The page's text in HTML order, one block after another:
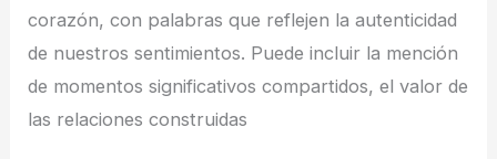
corazón, con palabras que reflejen la autenticidad
de nuestros sentimientos. Puede incluir la mención
de momentos significativos compartidos, el valor de
las relaciones construidas